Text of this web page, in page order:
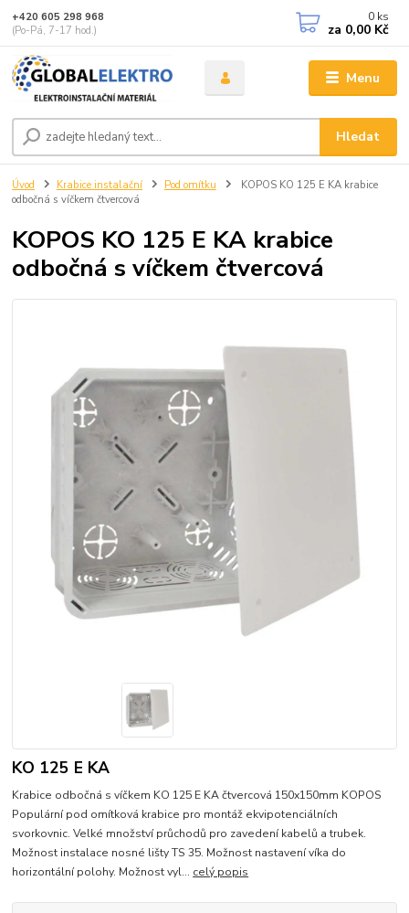
Menu
Hledat
+420 605 298 968
(Po-Pá, 7-17 hod.)
0 ks
za 0,00 Kč
Úvod Krabice instalační Pod omítku
KOPOS KO 125 E KA krabice
odbočná s víčkem čtvercová
KOPOS KO 125 E KA krabice
odbočná s víčkem čtvercová
KO 125 E KA
Krabice odbočná s víčkem KO 125 E KA čtvercová 150x150mm KOPOS
Populární pod omítková krabice pro montáž ekvipotenciálních
svorkovnic. Velké množství průchodů pro zavedení kabelů a trubek.
Možnost instalace nosné lišty TS 35. Možnost nastavení víka do
horizontální polohy. Možnost vyl... celý popis